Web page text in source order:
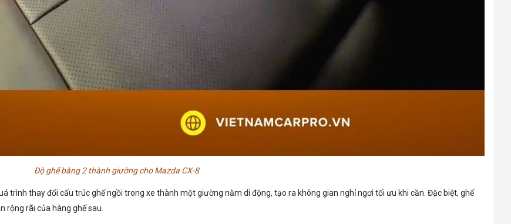
Độ ghế băng 2 thành giường cho Mazda CX-8
trình thay đổi cấu trúc ghế ngồi trong xe thành một giường nằm di động, tạo ra không gian nghỉ ngơi tối ưu khi cần. Đặc biệt, ghế
rộng rãi của hàng ghế sau.